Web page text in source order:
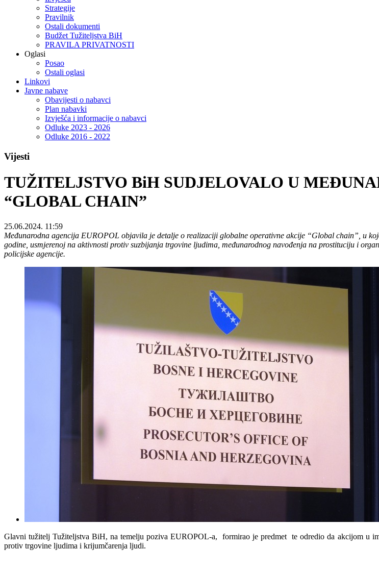
Strategije
Pravilnik
Ostali dokumenti
Budžet Tužiteljstva BiH
PRAVILA PRIVATNOSTI
Oglasi
Posao
Ostali oglasi
Linkovi
Javne nabave
Obavijesti o nabavci
Plan nabavki
Izvješća i informacije o nabavci
Odluke 2023 - 2026
Odluke 2016 - 2022
Vijesti
TUŽITELJSTVO BiH SUDJELOVALO U
“GLOBAL CHAIN”
25.06.2024. 11:59
Međunarodna agencija EUROPOL objavila je detalje o realizaciji globalne operativne akcije “Global chain”, u
godine, usmjerenoj na aktivnosti protiv suzbijanja trgovine ljudima, međunarodnog navođenja na prostituciju i
policijske agencije.
Glavni tužitelj Tužiteljstva BiH, na temelju poziva EUROPOL-a, formirao je predmet te odredio da akcijom u
protiv trgovine ljudima i krijumčarenja ljudi.